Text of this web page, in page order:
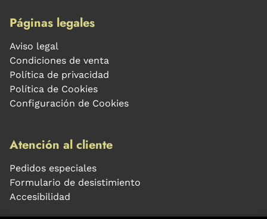
Páginas legales
Aviso legal
Condiciones de venta
Política de privacidad
Política de Cookies
Configuración de Cookies
Atención al cliente
Pedidos especiales
Formulario de desistimiento
Accesibilidad